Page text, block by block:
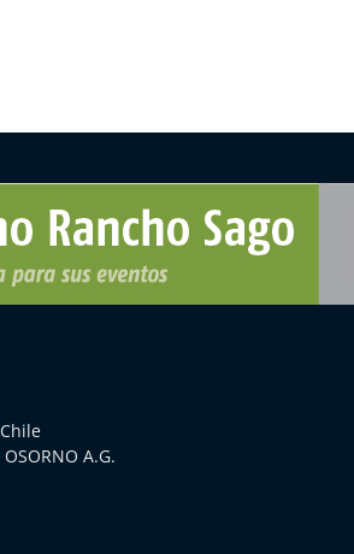
OSORNO A.G.